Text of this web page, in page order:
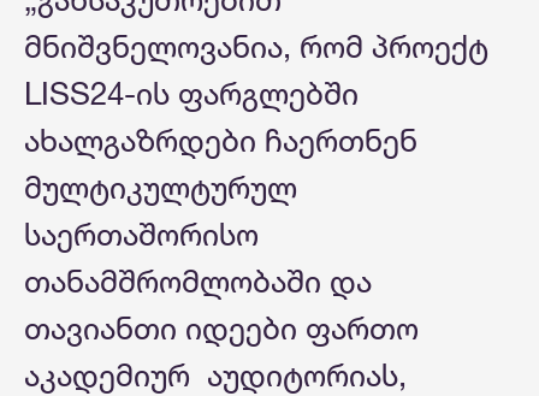
მნიშვნელოვანია, რომ პროექტ
LISS24-ის ფარგლებში
ახალგაზრდები ჩაერთნენ
მულტიკულტურულ
საერთაშორისო
თანამშრომლობაში და
თავიანთი იდეები ფართო
აკადემიურ აუდიტორიას,